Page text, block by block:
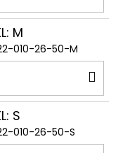
M
010-26-50-M
S
010-26-50-S